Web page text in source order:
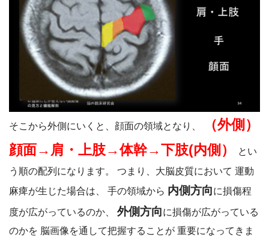
そこから外側にいくと、顔面の領域となり、
（外側）
顔面→肩・上肢→体幹→下肢(内側）
とい
う順の配列になります。 つまり、大脳皮質において 運動
麻痺が生じた場合は、 手の領域から 内側方向に損傷程
度が広がっているのか、 外側方向に損傷が広がっている
のかを 脳画像を通して把握することが 重要になってきま